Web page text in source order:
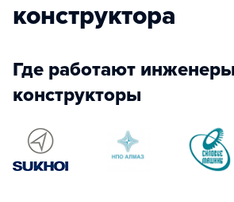
конструктора
Где работают
конструкторы